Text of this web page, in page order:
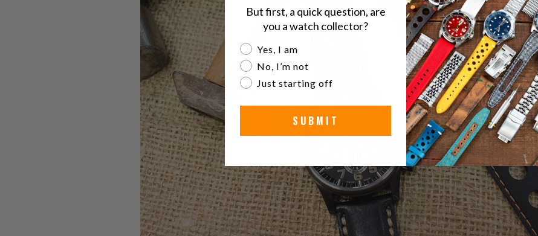
But first, a quick question, are
you a watch collector?
Are you a watch collector?
Yes, I am
No, I’m not
Just starting off
SUBMIT